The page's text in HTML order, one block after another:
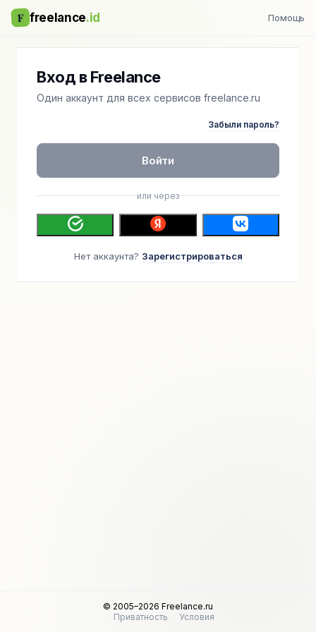
F freelance.id Помощь
Вход в Freelance
Один аккаунт для всех сервисов freelance.ru
Забыли пароль?
Войти
или через
Нет аккаунта? Зарегистрироваться
© 2005–2026 Freelance.ru
Приватность
Условия